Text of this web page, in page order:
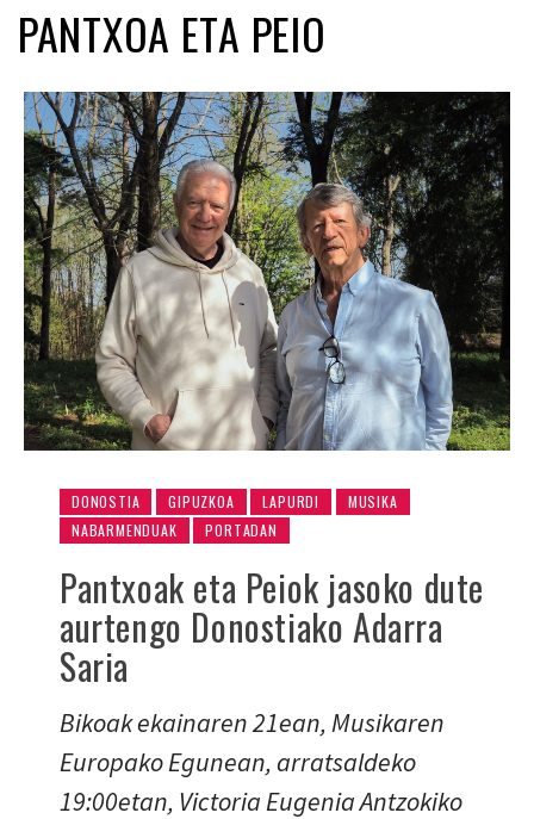
PANTXOA ETA PEIO
DONOSTIA GIPUZKOA LAPURDI
MUSIKA
NABARMENDUAK
PORTADAN
Pantxoak eta Peiok jasoko dute
aurtengo Donostiako Adarra
Saria
Bikoak ekainaren 21ean, Musikaren
Europako Egunean, arratsaldeko
19:00etan, Victoria Eugenia Antzokiko